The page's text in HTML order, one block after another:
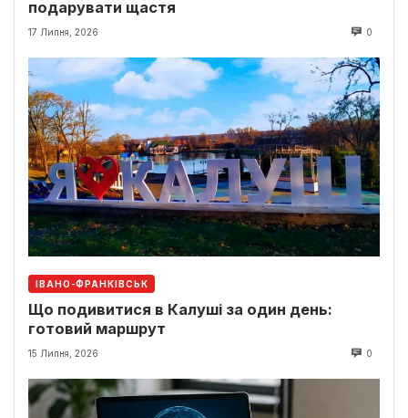
подарувати щастя
17 Липня, 2026 0
ІВАНО-ФРАНКІВСЬК
Що подивитися в Калуші за один день:
готовий маршрут
15 Липня, 2026 0